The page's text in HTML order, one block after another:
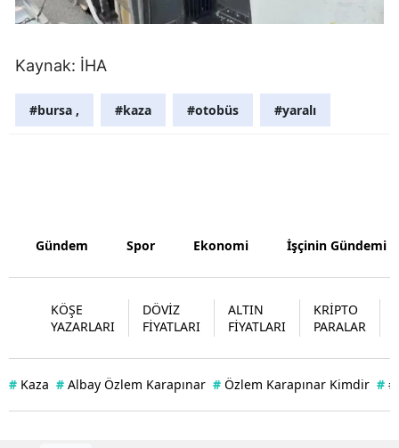
Ardahan
Kaynak: İHA
#bursa , #kaza #otobüs #yaralı
Gündem Spor Ekonomi İşçinin Gündemi
KÖŞE
YAZARLARI
DÖVİZ
FİYATLARI
ALTIN
FİYATLARI
KRİPTO
PARALAR
# Kaza # Albay Özlem Karapınar # Özlem Karapınar Kimdir #